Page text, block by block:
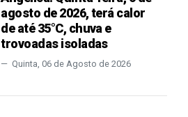
agosto de 2026, terá calor
de até 35°C, chuva e
trovoadas isoladas
Quinta, 06 de Agosto de 2026